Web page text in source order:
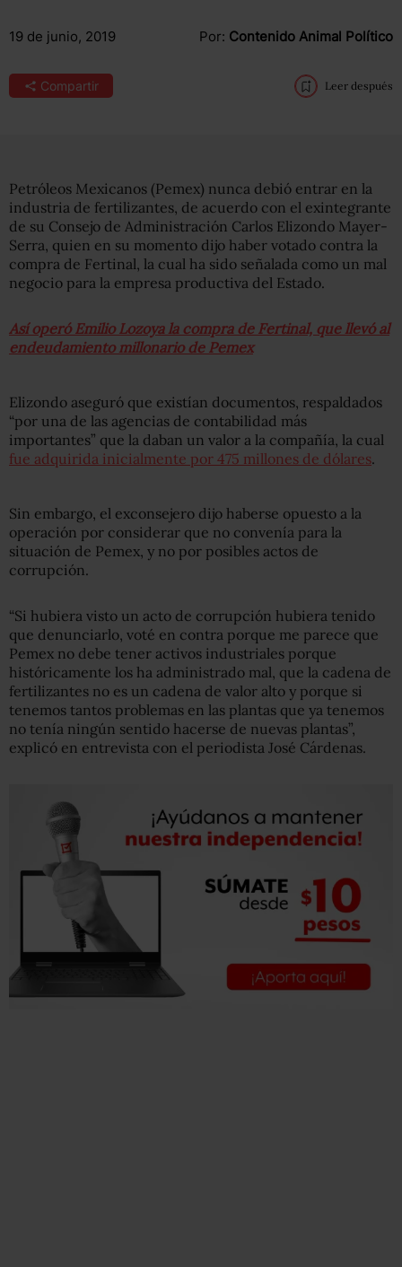
19 de junio, 2019 Por: Contenido Animal Político
Compartir Leer después
Petróleos Mexicanos (Pemex) nunca debió entrar en la
industria de fertilizantes, de acuerdo con el exintegrante
de su Consejo de Administración Carlos Elizondo Mayer-
Serra, quien en su momento dijo haber votado contra la
compra de Fertinal, la cual ha sido señalada como un mal
negocio para la empresa productiva del Estado.
Así operó Emilio Lozoya la compra de Fertinal, que llevó al
endeudamiento millonario de Pemex
Elizondo aseguró que existían documentos, respaldados
“por una de las agencias de contabilidad más
importantes” que la daban un valor a la compañía, la cual
fue adquirida inicialmente por 475 millones de dólares.
Sin embargo, el exconsejero dijo haberse opuesto a la
operación por considerar que no convenía para la
situación de Pemex, y no por posibles actos de
corrupción.
“Si hubiera visto un acto de corrupción hubiera tenido
que denunciarlo, voté en contra porque me parece que
Pemex no debe tener activos industriales porque
históricamente los ha administrado mal, que la cadena de
fertilizantes no es un cadena de valor alto y porque si
tenemos tantos problemas en las plantas que ya tenemos
no tenía ningún sentido hacerse de nuevas plantas”,
explicó en entrevista con el periodista José Cárdenas.